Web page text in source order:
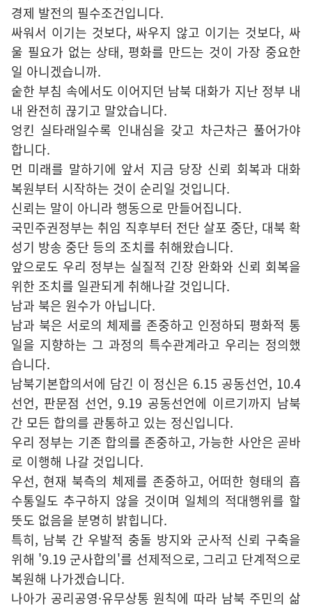
경제 발전의 필수조건입니다.
싸워서 이기는 것보다, 싸우지 않고 이기는 것보다, 싸
울 필요가 없는 상태, 평화를 만드는 것이 가장 중요한
일 아니겠습니까.
숱한 부침 속에서도 이어지던 남북 대화가 지난 정부 내
내 완전히 끊기고 말았습니다.
엉킨 실타래일수록 인내심을 갖고 차근차근 풀어가야
합니다.
먼 미래를 말하기에 앞서 지금 당장 신뢰 회복과 대화
복원부터 시작하는 것이 순리일 것입니다.
신뢰는 말이 아니라 행동으로 만들어집니다.
국민주권정부는 취임 직후부터 전단 살포 중단, 대북 확
성기 방송 중단 등의 조치를 취해왔습니다.
앞으로도 우리 정부는 실질적 긴장 완화와 신뢰 회복을
위한 조치를 일관되게 취해나갈 것입니다.
남과 북은 원수가 아닙니다.
남과 북은 서로의 체제를 존중하고 인정하되 평화적 통
일을 지향하는 그 과정의 특수관계라고 우리는 정의했
습니다.
남북기본합의서에 담긴 이 정신은 6.15 공동선언, 10.4
선언, 판문점 선언, 9.19 공동선언에 이르기까지 남북
간 모든 합의를 관통하고 있는 정신입니다.
우리 정부는 기존 합의를 존중하고, 가능한 사안은 곧바
로 이행해 나갈 것입니다.
우선, 현재 북측의 체제를 존중하고, 어떠한 형태의 흡
수통일도 추구하지 않을 것이며 일체의 적대행위를 할
뜻도 없음을 분명히 밝힙니다.
특히, 남북 간 우발적 충돌 방지와 군사적 신뢰 구축을
위해 '9.19 군사합의'를 선제적으로, 그리고 단계적으로
복원해 나가겠습니다.
나아가 공리공영·유무상통 원칙에 따라 남북 주민의 삶